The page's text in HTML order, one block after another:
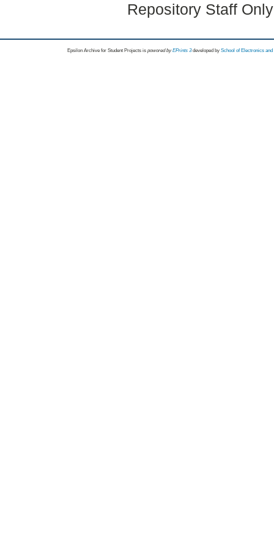
Repository Staff
Epsilon Archive for Student Projects is powored byEPrints 3 developed by School of Electronics